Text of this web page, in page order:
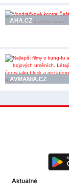
AHA.CZ
AVMANIA.CZ
Aktuálně